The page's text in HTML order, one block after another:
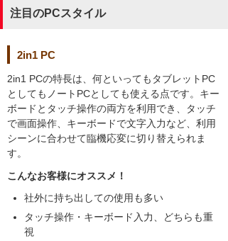
注目のPCスタイル
2in1 PC
2in1 PCの特長は、何といってもタブレットPC
としてもノートPCとしても使える点です。キー
ボードとタッチ操作の両方を利用でき、タッチ
で画面操作、キーボードで文字入力など、利用
シーンに合わせて臨機応変に切り替えられま
す。
こんなお客様にオススメ！
社外に持ち出しての使用も多い
タッチ操作・キーボード入力、どちらも重
視